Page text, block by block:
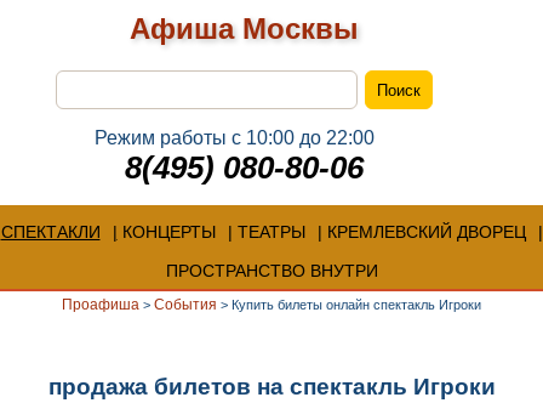
Афиша Москвы
Режим работы с 10:00 до 22:00
8(495) 080-80-06
СПЕКТАКЛИ КОНЦЕРТЫ ТЕАТРЫ
КРЕМЛЕВСКИЙ ДВОРЕЦ
ПРОСТРАНСТВО ВНУТРИ
Проафиша > События > Купить билеты онлайн спектакль Игроки
продажа билетов на спектакль Игроки